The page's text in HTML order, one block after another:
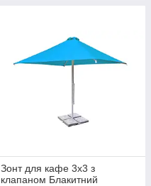
Зонт для кафе 3х3 з
клапаном Блакитний